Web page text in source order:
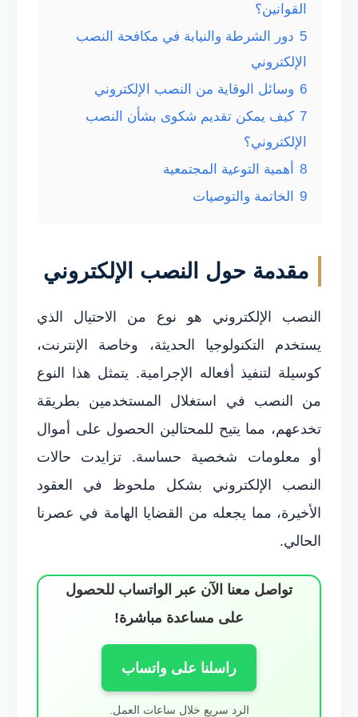
القوانين؟
5 دور الشرطة والنيابة في مكافحة النصب
الإلكتروني
6 وسائل الوقاية من النصب الإلكتروني
7 كيف يمكن تقديم شكوى بشأن النصب
الإلكتروني؟
8
أهمية التوعية المجتمعية
9
الخاتمة والتوصيات
مقدمة حول النصب الإلكتروني
النصب الإلكتروني هو نوع من الاحتيال الذي
يستخدم التكنولوجيا الحديثة، وخاصة الإنترنت،
كوسيلة لتنفيذ أفعاله الإجرامية. يتمثل هذا النوع
من النصب في استغلال المستخدمين بطريقة
تخدعهم، مما يتيح للمحتالين الحصول على أموال
أو معلومات شخصية حساسة. تزايدت حالات
النصب الإلكتروني بشكل ملحوظ في العقود
الأخيرة، مما يجعله من القضايا الهامة في عصرنا
الحالي.
تواصل معنا الآن عبر الواتساب للحصول
على مساعدة مباشرة!
راسلنا على واتساب
الرد سريع خلال ساعات العمل.